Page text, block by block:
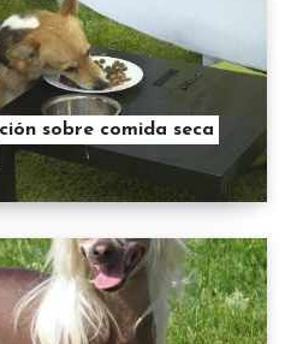
sobre comida seca